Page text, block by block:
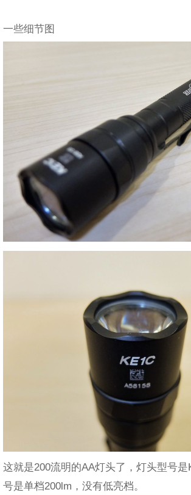
一些细节图
这就是200流明的AA灯头了，灯头型号是
号是单档200lm，没有低亮档。